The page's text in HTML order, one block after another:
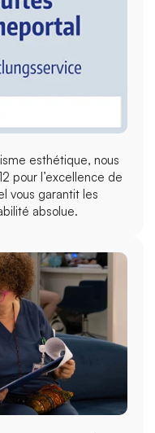
esthétique, nous
pour l’excellence de
vous garantit les
absolue.